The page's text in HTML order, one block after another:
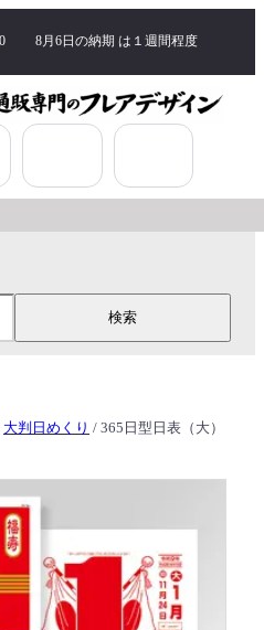
8月6日の納期 は １週間程度
検索
大判日めくり / 365日型日表（大）